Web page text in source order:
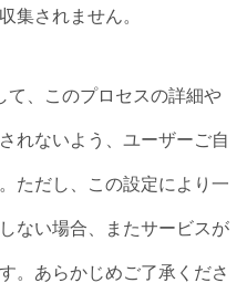
集されません。
て、このプロセスの詳細や
れないよう、ユーザーご自
ただし、この設定により一
ない場合、またサービスが
。あらかじめご了承くださ